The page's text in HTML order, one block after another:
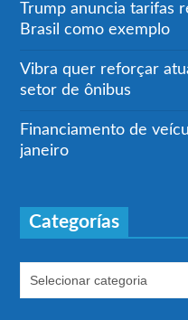
Trump anuncia tarifas
Brasil como exemplo
Vibra quer reforçar
setor de ônibus
Financiamento de
janeiro
Categorías